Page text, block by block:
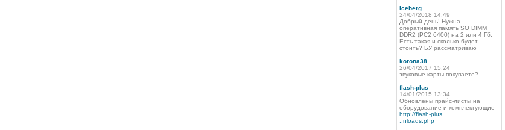
Iceberg
24/04/2018 14:49
Добрый день! Нужна
оперативная память SO DIMM
DDR2 (PC2 6400) на 2 или 4 Гб.
Есть такая и сколько будет
стоить? БУ рассматриваю
korona38
26/04/2017 15:24
звуковые карты покупаете?
flash-plus
14/01/2015 13:34
Обновлены прайс-листы на
оборудование и комплектующие -
http://flash-plus.
..nloads.php